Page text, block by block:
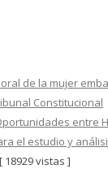
de la mujer
Constitucional
entre
el estudio y
[ 18929 vistas ]